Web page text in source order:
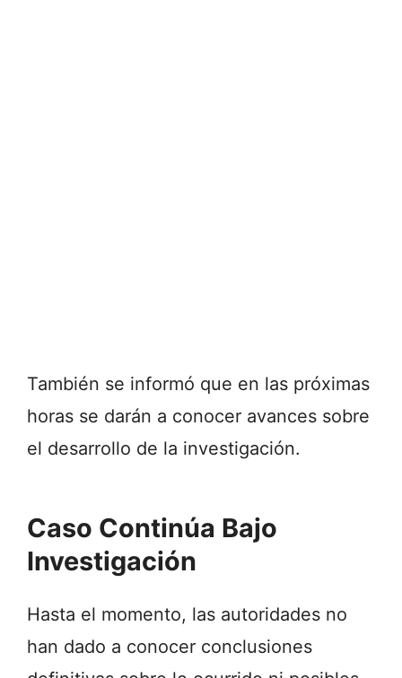
También se informó que en las próximas
horas se darán a conocer avances sobre
el desarrollo de la investigación.
Caso Continúa Bajo
Investigación
Hasta el momento, las autoridades no
han dado a conocer conclusiones